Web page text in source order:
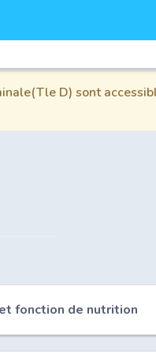
D) sont
fonction de nutrition